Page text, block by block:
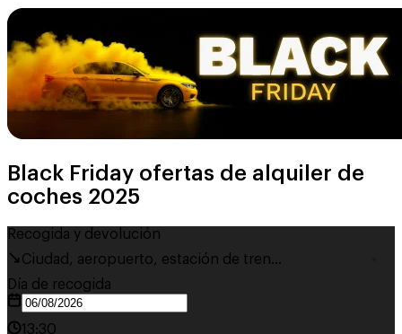
Black Friday ofertas de alquiler de
coches 2025
Recogida y devolución
Ciudad, aeropuerto, estación de tren...
Día de recogida
13:30